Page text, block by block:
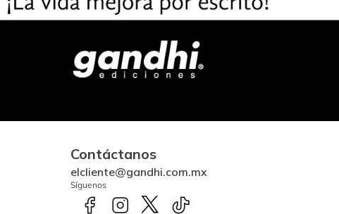
Contáctanos
elcliente@gandhi.com.mx
Síguenos